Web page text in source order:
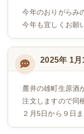
今年のおりがらみ
今年も宜しくお願
2025年 1月
麓井の雄町生原酒
注文しますので同
２月5日から９日